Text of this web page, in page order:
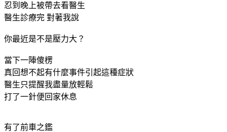
忍到晚上被帶去看醫生
醫生診療完 對著我說
你最近是不是壓力大？
當下一陣傻楞
真回想不起有什麼事件引起這種症狀
醫生只提醒我盡量放輕鬆
打了一針便回家休息
有了前車之鑑